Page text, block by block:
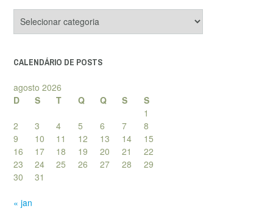
de
CALENDÁRIO DE POSTS
agosto 2026
D
S T Q Q S
S
1
2
3 4 5 6 7
8
9
10 11 12 13 14
15
16
17 18 19 20 21
22
23
24 25 26 27 28
29
30
31
« jan